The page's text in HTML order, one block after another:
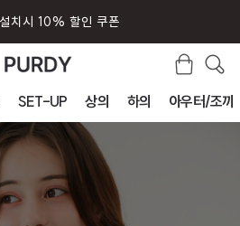
치시 10% 할인 쿠폰
SET-UP 상의 하의 아우터/조끼